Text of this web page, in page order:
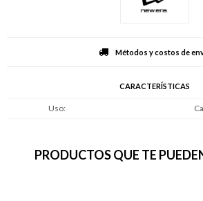
Métodos y costos de
CARACTERÍSTICAS
Uso
PRODUCTOS QUE TE